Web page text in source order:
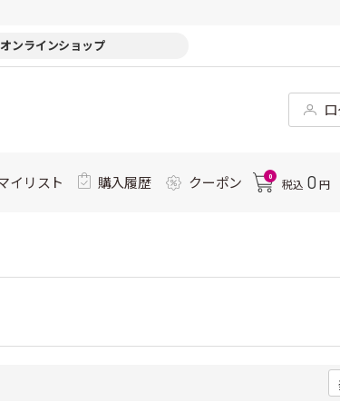
オンラインショップ
イリスト 購入履歴 クーポン 0
税込 0 円